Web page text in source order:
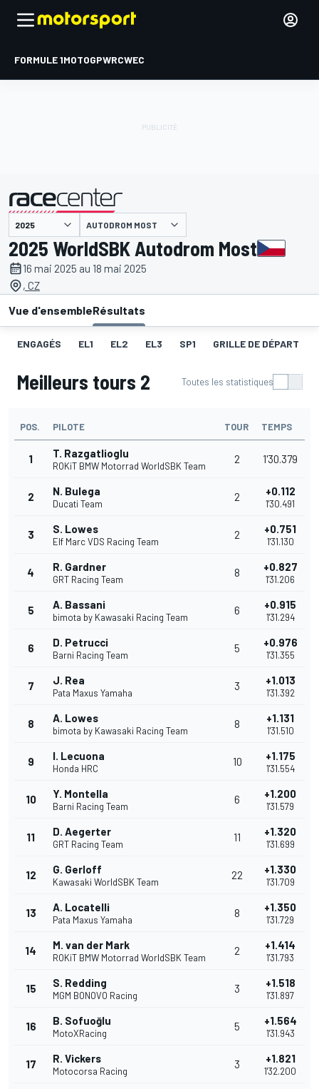
FORMULE 1MOTOGPWRCWEC
présenté par AUTODROM MOST
2025 WorldSBK Autodrom Most
16 mai 2025 au 18 mai 2025
, CZ
Vue d'ensembleRésultats
ENGAGÉS EL1 EL2 EL3 SP1 GRILLE DE DÉPART
Meilleurs tours 2 Toutes les statistiques
POS. PILOTE TOUR TEMPS
1 T. Razgatlioglu
ROKiT BMW Motorrad WorldSBK Team
2 1'30.379
2 N. Bulega
Ducati Team
2 +0.112
1'30.491
3 S. Lowes
Elf Marc VDS Racing Team
2 +0.751
1'31.130
4 R. Gardner
GRT Racing Team
8 +0.827
1'31.206
5 A. Bassani
bimota by Kawasaki Racing Team
6 +0.915
1'31.294
6 D. Petrucci
Barni Racing Team
5 +0.976
1'31.355
7 J. Rea
Pata Maxus Yamaha
3 +1.013
1'31.392
8 A. Lowes
bimota by Kawasaki Racing Team
8 +1.131
1'31.510
9 I. Lecuona
Honda HRC
10 +1.175
1'31.554
10 Y. Montella
Barni Racing Team
6 +1.200
1'31.579
11 D. Aegerter
GRT Racing Team
11 +1.320
1'31.699
12 G. Gerloff
Kawasaki WorldSBK Team
22 +1.330
1'31.709
13 A. Locatelli
Pata Maxus Yamaha
8 +1.350
1'31.729
14 M. van der Mark
ROKiT BMW Motorrad WorldSBK Team
2 +1.414
1'31.793
15 S. Redding
MGM BONOVO Racing
3 +1.518
1'31.897
16 B. Sofuoğlu
MotoXRacing
5 +1.564
1'31.943
17 R. Vickers
Motocorsa Racing
3 +1.821
1'32.200